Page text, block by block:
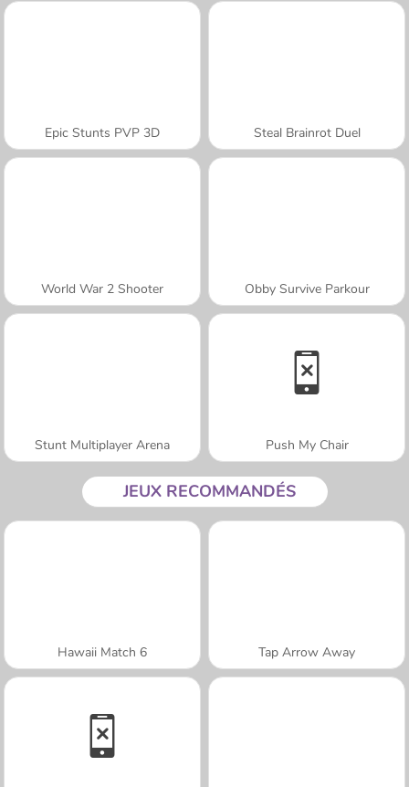
Epic Stunts PVP 3D Steal Brainrot Duel
World War 2 Shooter Obby Survive Parkour
Stunt Multiplayer Arena Push My Chair
JEUX RECOMMANDÉS
Hawaii Match 6 Tap Arrow Away